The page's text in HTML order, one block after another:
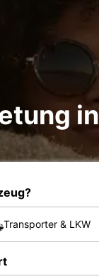
Transporter & LKW